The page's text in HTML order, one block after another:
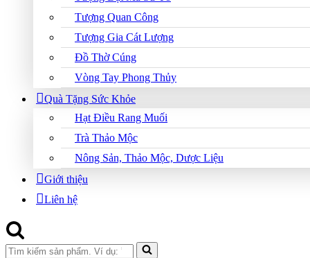
Tượng Quan Công
Tượng Gia Cát Lượng
Đồ Thờ Cúng
Vòng Tay Phong Thủy
Quà Tặng Sức Khỏe
Hạt Điều Rang Muối
Trà Thảo Mộc
Nông Sản, Thảo Mộc, Dược Liệu
Giới thiệu
Liên hệ
Search